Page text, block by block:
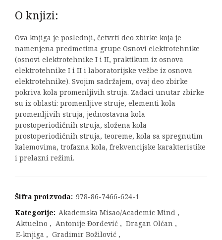
O knjizi:
Ova knjiga je poslednji, četvrti deo zbirke koja je
namenjena predmetima grupe Osnovi elektrotehnike
(osnovi elektrotehnike I i II, praktikum iz osnova
elektrotehnike I i II i laboratorijske vežbe iz osnova
elektrotehnike). Svojim sadržajem, ovaj deo zbirke
pokriva kola promenljivih struja. Zadaci unutar zbirke
su iz oblasti: promenljive struje, elementi kola
promenljivih struja, jednostavna kola
prostoperiodičnih struja, složena kola
prostoperiodičnih struja, teoreme, kola sa spregnutim
kalemovima, trofazna kola, frekvencijske karakteristike
i prelazni režimi.
Šifra proizvoda: 978-86-7466-624-1
Kategorije: Akademska Misao/Academic Mind ,
Aktuelno , Antonije Đorđević , Dragan Olćan ,
E-knjiga , Gradimir Božilović ,